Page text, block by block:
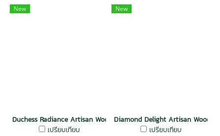
New
Duchess Radiance Artisan Wood Wall
เปรียบเทียบ
New
Diamond Delight Artisan Wood
เปรียบเทียบ